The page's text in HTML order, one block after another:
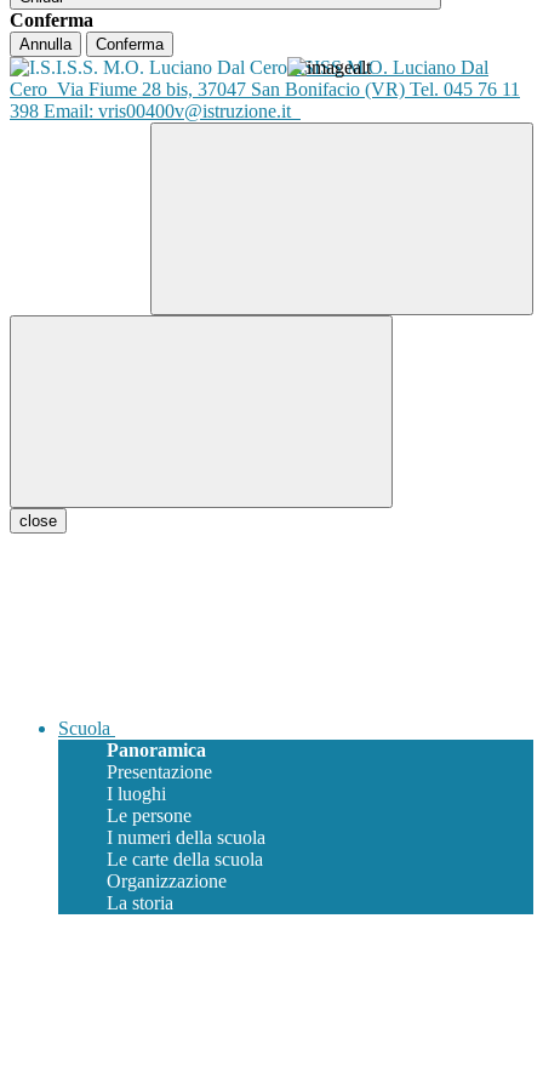
Conferma
Annulla Conferma
ISISS M.O. Luciano Dal
Cero Via Fiume 28 bis, 37047 San Bonifacio (VR) Tel. 045 76 11
398 Email: vris00400v@istruzione.it
close
Scuola
Panoramica
Presentazione
I luoghi
Le persone
I numeri della scuola
Le carte della scuola
Organizzazione
La storia